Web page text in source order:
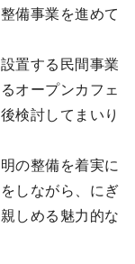
備事業を進めて
置する民間事業
オープンカフェ
検討してまいり
の整備を着実に
しながら、にぎ
しめる魅力的な